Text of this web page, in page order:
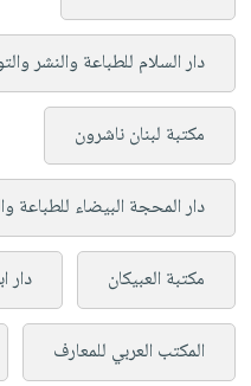
دار السلام للطباعة والنشر
مكتبة لبنان ناشرون
دار المحجة البيضاء للطباعة
مكتبة العبيكان دار
المكتب العربي للمعارف